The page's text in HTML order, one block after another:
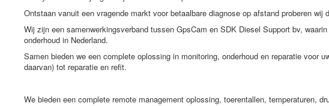
Ontstaan vanuit een vragende markt voor betaalbare diagnose op afstand proberen
Wij zijn een samenwerkingsverband tussen GpsCam en SDK Diesel Support bv,
onderhoud in Nederland.
Samen bieden we een complete oplossing in monitoring, onderhoud en reparatie voor
daarvan) tot reparatie en refit.
We bieden een complete remote management oplossing, toerentallen, temperaturen,